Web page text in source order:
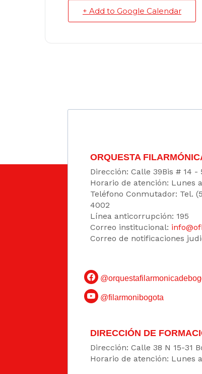
+ Add to Google Calendar
ORQUESTA
Dirección: Calle 39Bis # 14 -
Horario de atención: Lunes
Teléfono Conmutador: Tel.
4002
Línea anticorrupción: 195
Correo institucional:
Correo de notificaciones
@filarmonibogota
DIRECCIÓN DE
Dirección: Calle 38 N 15-31
Horario de atención: Lunes